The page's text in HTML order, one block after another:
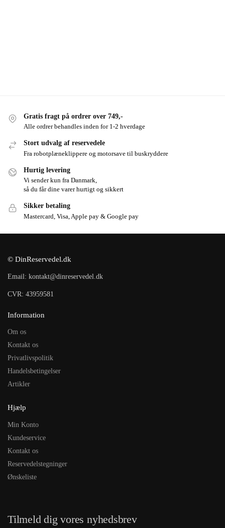
Gratis fragt på ordrer over 749,-
Alle ordrer behandles inden for 1-2 hverdage
Stort udvalg af reservedele
Fra robotplæneklippere og motorsave til buskryddere
Hurtig levering
Vi sender kun fra Danmark,
så du får dine varer hurtigt og sikkert
Sikker betaling
Mastercard, Visa, Apple pay & Google pay
© DinReservedel.dk
Email: kontakt@dinreservedel.dk
CVR: 43959581
Information
Om os
Kontakt os
Privatlivspolitik
Handelsbetingelser
Artikler
Hjælp
Min Konto
Kundeservice
Kontakt os
Reservedelstegninger
Ønskeliste
Tilmeld dig vores nyhedsbrev